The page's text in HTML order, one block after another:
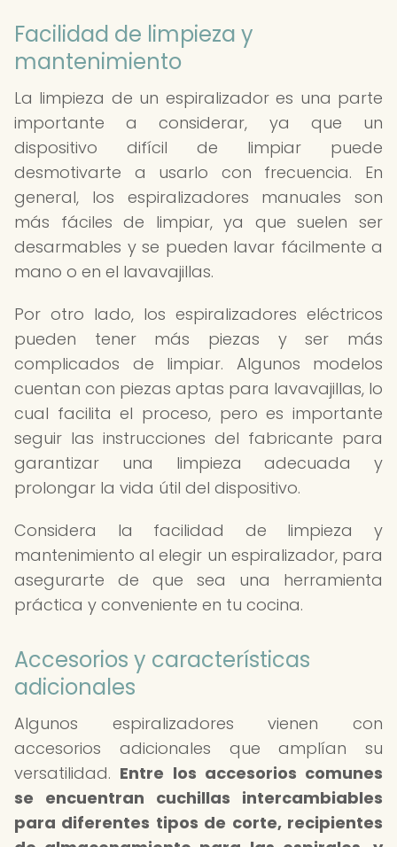
Facilidad de limpieza y
mantenimiento
La limpieza de un espiralizador es una parte
importante a considerar, ya que un
dispositivo difícil de limpiar puede
desmotivarte a usarlo con frecuencia. En
general, los espiralizadores manuales son
más fáciles de limpiar, ya que suelen ser
desarmables y se pueden lavar fácilmente a
mano o en el lavavajillas.
Por otro lado, los espiralizadores eléctricos
pueden tener más piezas y ser más
complicados de limpiar. Algunos modelos
cuentan con piezas aptas para lavavajillas, lo
cual facilita el proceso, pero es importante
seguir las instrucciones del fabricante para
garantizar una limpieza adecuada y
prolongar la vida útil del dispositivo.
Considera la facilidad de limpieza y
mantenimiento al elegir un espiralizador, para
asegurarte de que sea una herramienta
práctica y conveniente en tu cocina.
Accesorios y características
adicionales
Algunos espiralizadores vienen con
accesorios adicionales que amplían su
versatilidad. Entre los accesorios comunes
se encuentran cuchillas intercambiables
para diferentes tipos de corte, recipientes